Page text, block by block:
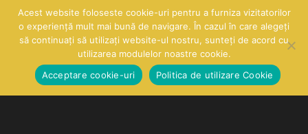
Copyright © 2026Hair Line| SC HAIR LINE SRL | CUI:
RO21260585 | J26/419/2007
Acest website foloseste cookie-uri pentru a furniza vizitatorilor
o experiență mult mai bună de navigare. În cazul în care alegeți
să continuați să utilizați website-ul nostru, sunteți de acord cu
utilizarea modulelor noastre cookie.
Acceptare cookie-uri
Politica de utilizare Cookie